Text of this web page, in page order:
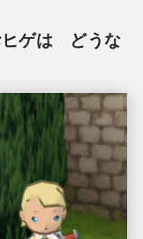
ゲは どうな